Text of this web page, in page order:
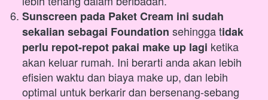
Sunscreen pada Paket Cream ini sudah
sekalian sebagai Foundation sehingga tidak
perlu repot-repot pakai make up lagi ketika
akan keluar rumah. Ini berarti anda akan lebih
efisien waktu dan biaya make up, dan lebih
optimal untuk berkarir dan bersenang-sebang